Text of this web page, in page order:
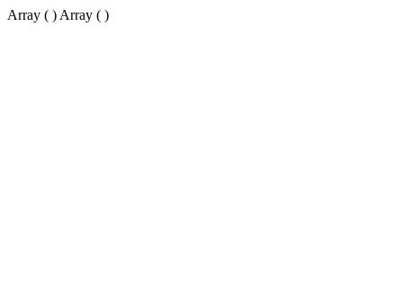
Array ( ) Array ( )